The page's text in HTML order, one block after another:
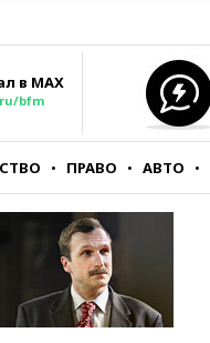
в MAX
bfm
ПРАВО АВТО